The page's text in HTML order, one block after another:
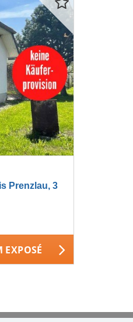
Prenzlau, 3
EXPOSÉ